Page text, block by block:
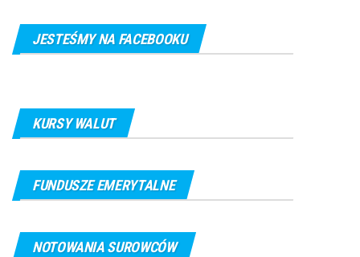
JESTEŚMY NA FACEBOOKU
KURSY WALUT
FUNDUSZE EMERYTALNE
NOTOWANIA SUROWCÓW